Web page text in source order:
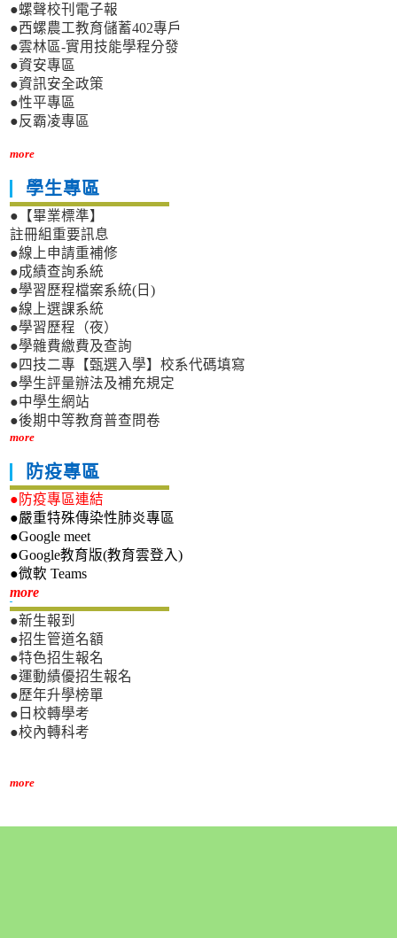
●螺聲校刊電子報
●西螺農工教育儲蓄402專戶
●雲林區-實用技能學程分發
●資安專區
●資訊安全政策
●性平專區
●反霸凌專區
more
學生專區
●【畢業標準】
註冊組重要訊息
●線上申請重補修
●成績查詢系統
●學習歷程檔案系統(日)
●線上選課系統
●學習歷程（夜）
●學雜費繳費及查詢
●四技二專【甄選入學】校系代碼填寫
●學生評量辦法及補充規定
●中學生網站
●後期中等教育普查問卷
more
防疫專區
●防疫專區連結
●嚴重特殊傳染性肺炎專區
●Google meet
●Google教育版(教育雲登入)
●微軟 Teams
more新生專區
●新生報到
●招生管道名額
●特色招生報名
●運動績優招生報名
●歷年升學榜單
●日校轉學考
●校內轉科考
more